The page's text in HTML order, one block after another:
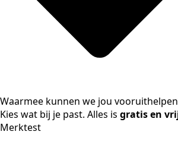
Waarmee kunnen we jou
Kies wat bij je past. Alles is gratis en
Merktest